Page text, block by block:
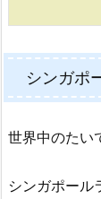
シンガポ
世界中のたい
シンガポール